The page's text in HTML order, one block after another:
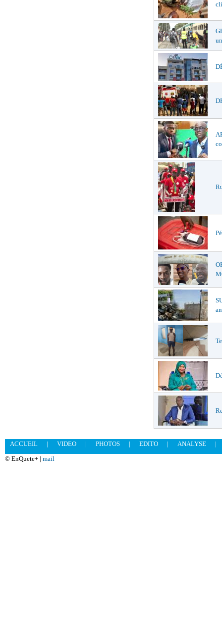
ACCUEIL | VIDEO | PHOTOS | EDITO | ANALYSE
|
© EnQuete+ | mail